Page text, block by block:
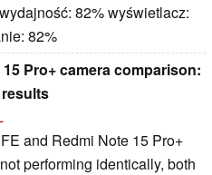
82% wyświetlacz:
82%
Pro+ camera comparison:
and Redmi Note 15 Pro+
performing identically, both